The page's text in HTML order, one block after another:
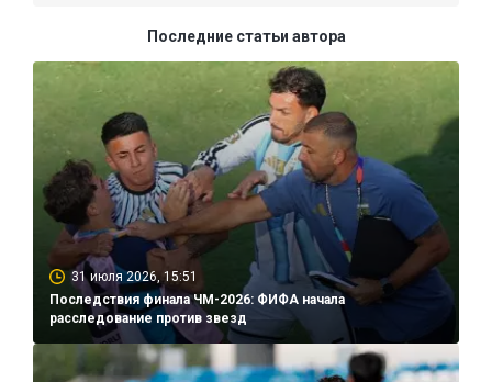
Последние статьи автора
31 июля 2026, 15:51
Последствия финала ЧМ-2026: ФИФА начала
расследование против звезд